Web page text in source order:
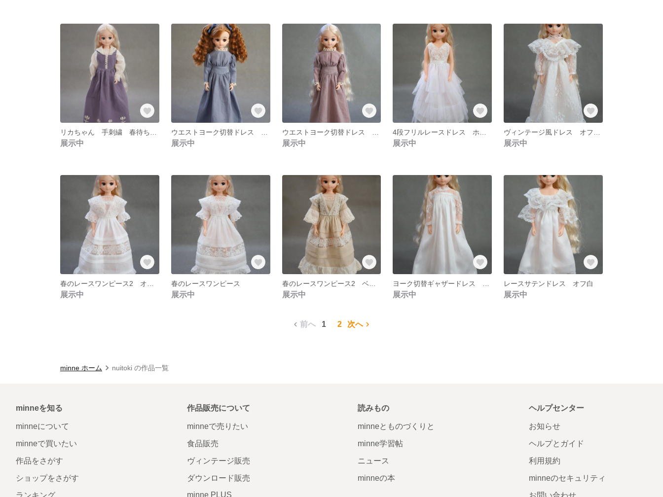
展示中 展示中 展示中 展示中 展示中
展示中
春のレースワンピース
展示中
春のレースワンピース2 ベージュ
展示中 展示中
レースサテンドレス オフ白
展示中
前へ 1 2 次へ
minne ホーム nuitoki の作品一覧
minneを知る
minneについて
minneで買いたい
作品をさがす
ショップをさがす
ランキング
作品販売について
minneで売りたい
食品販売
ヴィンテージ販売
ダウンロード販売
minne PLUS
読みもの
minneとものづくりと
minne学習帖
ニュース
minneの本
ヘルプセンター
お知らせ
ヘルプとガイド
利用規約
minneのセキュリティ
お問い合わせ